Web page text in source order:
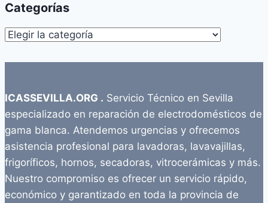
Categorías
Categorías
ICASSEVILLA.ORG . Servicio Técnico en Sevilla
especializado en reparación de electrodomésticos de
gama blanca. Atendemos urgencias y ofrecemos
asistencia profesional para lavadoras, lavavajillas,
frigoríficos, hornos, secadoras, vitrocerámicas y más.
Nuestro compromiso es ofrecer un servicio rápido,
económico y garantizado en toda la provincia de